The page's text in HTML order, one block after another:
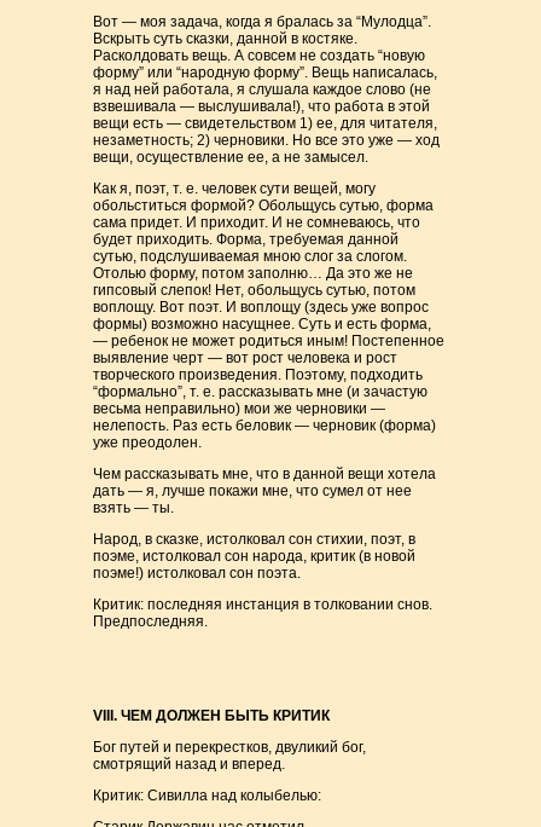
Вот — моя задача, когда я бралась за “Мулодца”.
Вскрыть суть сказки, данной в костяке.
Расколдовать вещь. А совсем не создать “новую
форму” или “народную форму”. Вещь написалась,
я над ней работала, я слушала каждое слово (не
взвешивала — выслушивала!), что работа в этой
вещи есть — свидетельством 1) ее, для читателя,
незаметность; 2) черновики. Но все это уже — ход
вещи, осуществление ее, а не замысел.
Как я, поэт, т. е. человек сути вещей, могу
обольститься формой? Обольщусь сутью, форма
сама придет. И приходит. И не сомневаюсь, что
будет приходить. Форма, требуемая данной
сутью, подслушиваемая мною слог за слогом.
Отолью форму, потом заполню… Да это же не
гипсовый слепок! Нет, обольщусь сутью, потом
воплощу. Вот поэт. И воплощу (здесь уже вопрос
формы) возможно насущнее. Суть и есть форма,
— ребенок не может родиться иным! Постепенное
выявление черт — вот рост человека и рост
творческого произведения. Поэтому, подходить
“формально”, т. е. рассказывать мне (и зачастую
весьма неправильно) мои же черновики —
нелепость. Раз есть беловик — черновик (форма)
уже преодолен.
Чем рассказывать мне, что в данной вещи хотела
дать — я, лучше покажи мне, что сумел от нее
взять — ты.
Народ, в сказке, истолковал сон стихии, поэт, в
поэме, истолковал сон народа, критик (в новой
поэме!) истолковал сон поэта.
Критик: последняя инстанция в толковании снов.
Предпоследняя.
VIII. ЧЕМ ДОЛЖЕН БЫТЬ КРИТИК
Бог путей и перекрестков, двуликий бог,
смотрящий назад и вперед.
Критик: Сивилла над колыбелью: